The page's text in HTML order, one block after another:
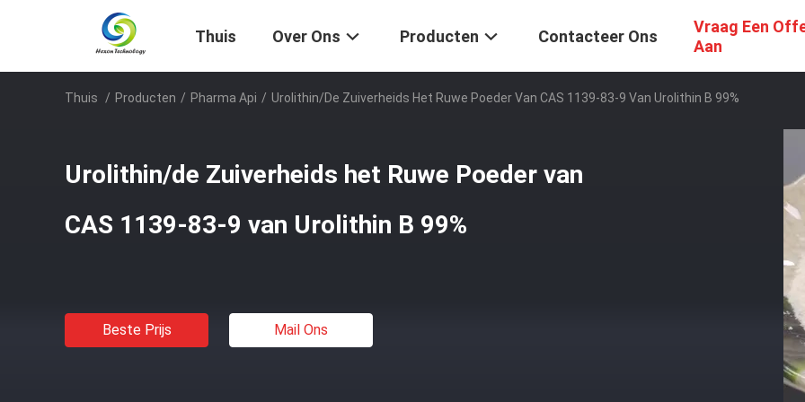
Thuis Over Ons Producten Contacteer Ons
Vraag Een
Aan
Thuis / Producten / Pharma Api / Urolithin/de Zuiverheids Het Ruwe Poeder Van CAS 1139-83-9 Van Urolithin B 99%
Urolithin/de Zuiverheids het Ruwe Poeder van
CAS 1139-83-9 van Urolithin B 99%
Beste Prijs Mail Ons